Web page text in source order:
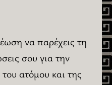
να παρέχεις τη
σου για την
ατόμου και της